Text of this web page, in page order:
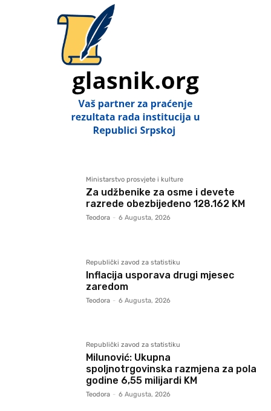
Ministarstvo prosvjete i kulture
Za udžbenike za osme i devete
razrede obezbijeđeno 128.162 KM
Teodora - 6 Augusta, 2026
Republički zavod za statistiku
Inflacija usporava drugi mjesec
zaredom
Teodora - 6 Augusta, 2026
Republički zavod za statistiku
Milunović: Ukupna
spoljnotrgovinska razmjena za pola
godine 6,55 milijardi KM
Teodora - 6 Augusta, 2026